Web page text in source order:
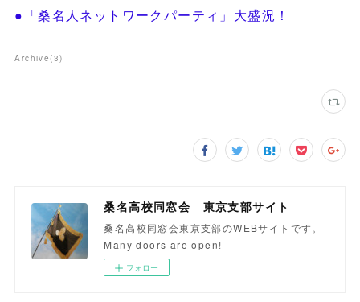
●「桑名人ネットワークパーティ」大盛況！
Archive(3)
桑名高校同窓会 東京支部サイト
桑名高校同窓会東京支部のWEBサイトです。
Many doors are open!
フォロー